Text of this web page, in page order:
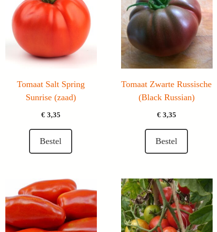
Tomaat Salt Spring
Sunrise (zaad)
€3,35
Bestel
Tomaat Zwarte Russische
(Black Russian)
€3,35
Bestel